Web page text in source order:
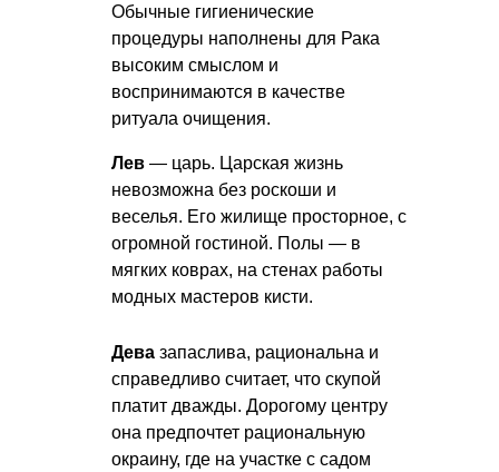
Обычные гигиенические
процедуры наполнены для Рака
высоким смыслом и
воспринимаются в качестве
ритуала очищения.
Лев — царь. Царская жизнь
невозможна без роскоши и
веселья. Его жилище просторное, с
огромной гостиной. Полы — в
мягких коврах, на стенах работы
модных мастеров кисти.
Дева запаслива, рациональна и
справедливо считает, что скупой
платит дважды. Дорогому центру
она предпочтет рациональную
окраину, где на участке с садом